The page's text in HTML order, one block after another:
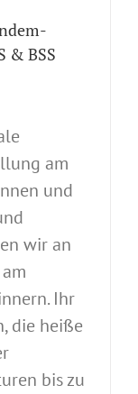
& BSS
am
und
wir an
Ihr
die heiße
bis zu